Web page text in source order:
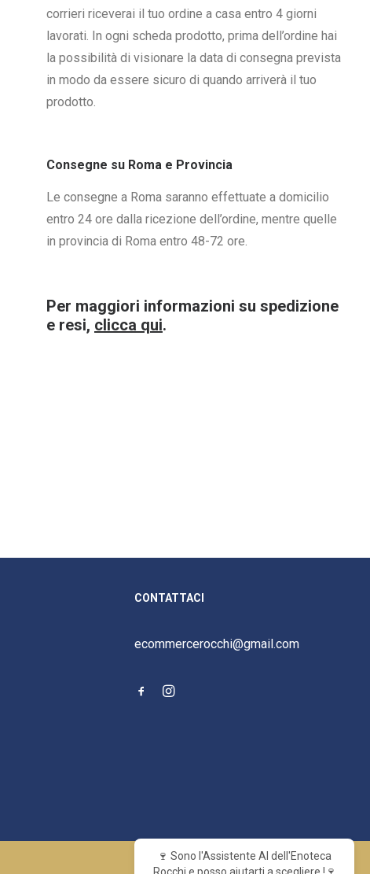
Muller Thurgau St. Paolo
75Cl.
Trebbiano
corrieri riceverai il tuo ordine a casa entro 4 giorni
lavorati. In ogni scheda prodotto, prima dell’ordine hai
la possibilità di visionare la data di consegna prevista
in modo da essere sicuro di quando arriverà il tuo
prodotto.
Consegne su Roma e Provincia
Le consegne a Roma saranno effettuate a domicilio
entro 24 ore dalla ricezione dell’ordine, mentre quelle
in provincia di Roma entro 48-72 ore.
Per maggiori informazioni su spedizione
e resi, clicca qui.
CONTATTACI
ecommercerocchi@gmail.com
🍷 Sono l'Assistente AI dell'Enoteca